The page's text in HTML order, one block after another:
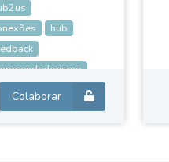
hub
Colaborar